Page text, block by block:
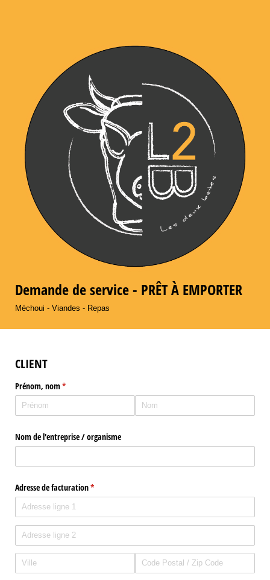
Demande de service - PRÊT À EMPORTER
Méchoui - Viandes - Repas
CLIENT
Prénom, nom*
(requis)
Nom de l'entreprise /​ organisme
Adresse de facturation*
(requis)